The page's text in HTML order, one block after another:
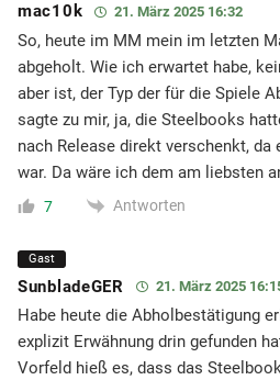
mac10k 21. März 2025 16:32
So, heute im MM mein im letzten
abgeholt. Wie ich erwartet habe,
aber ist, der Typ der für die Spiele
sagte zu mir, ja, die Steelbooks
nach Release direkt verschenkt,
war. Da wäre ich dem am liebsten
7 Antworten
Gast
SunbladeGER 21. März 2025
Habe heute die Abholbestätigung
explizit Erwähnung drin gefunden
Vorfeld hieß es, dass das